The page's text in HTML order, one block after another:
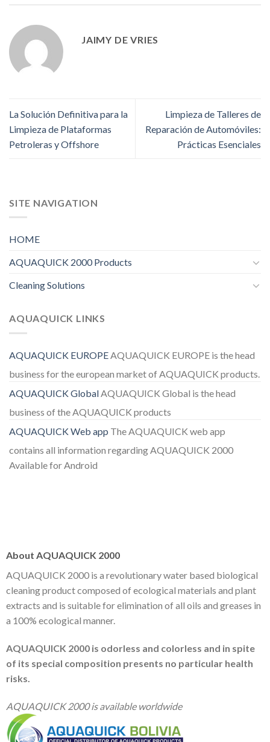
JAIMY DE VRIES
La Solución Definitiva para la
Limpieza de Plataformas
Petroleras y Offshore
Limpieza de Talleres de
Reparación de Automóviles:
Prácticas Esenciales
SITE NAVIGATION
HOME
AQUAQUICK 2000 Products
Cleaning Solutions
AQUAQUICK LINKS
AQUAQUICK EUROPEAQUAQUICK EUROPE is the head
business for the european market of AQUAQUICK products.
AQUAQUICK GlobalAQUAQUICK Global is the head
business of the AQUAQUICK products
AQUAQUICK Web app The AQUAQUICK web app
contains all information regarding AQUAQUICK 2000
Available for Android
About AQUAQUICK 2000
AQUAQUICK 2000 is a revolutionary water based biological
cleaning product composed of ecological materials and plant
extracts and is suitable for elimination of all oils and greases in
a 100% ecological manner.
AQUAQUICK 2000 is odorless and colorless and in spite
of its special composition presents no particular health
risks.
AQUAQUICK 2000 is available worldwide